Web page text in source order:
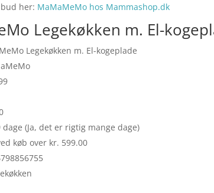
her: MaMaMeMo hos Mammashop.dk
Legekøkken m. El-
Legekøkken m. El-kogeplade
(Ja, det er rigtig mange dage)
køb over kr. 599.00